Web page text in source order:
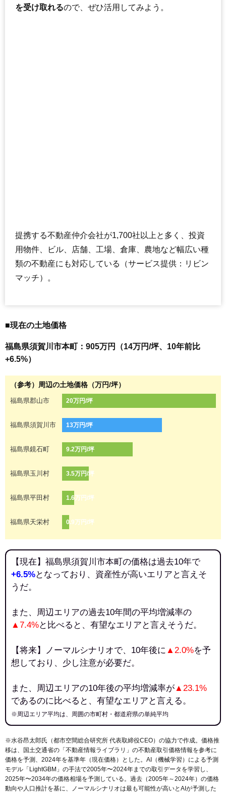
を受け取れるので、ぜひ活用してみよう。
提携する不動産仲介会社が1,700社以上と多く、投資
用物件、ビル、店舗、工場、倉庫、農地など幅広い種
類の不動産にも対応している（サービス提供：リビン
マッチ）。
■現在の土地価格
福島県須賀川市本町：905万円（14万円/坪、10年前比
+6.5%）
（参考）周辺の土地価格（万円/坪）
福島県郡山市 20万円/坪
福島県須賀川市 13万円/坪
福島県鏡石町 9.2万円/坪
福島県玉川村 3.5万円/坪
福島県平田村 1.6万円/坪
福島県天栄村 0.9万円/坪
【現在】福島県須賀川市本町の価格は過去10年で
+6.5%となっており、資産性が高いエリアと言えそ
うだ。
また、周辺エリアの過去10年間の平均増減率の
▲7.4%と比べると、有望なエリアと言えそうだ。
【将来】ノーマルシナリオで、10年後に ▲2.0%を予
想しており、少し注意が必要だ。
また、周辺エリアの10年後の平均増減率が▲23.1%
であるのに比べると、有望なエリアと言える。
※周辺エリア平均は、周囲の市町村・都道府県の単純平均
※水谷昂太郎氏（都市空間総合研究所 代表取締役CEO）の協力で作成。価格推
移は、国土交通省の「 不動産情報ライブラリ 」の不動産取引価格情報を参考に
価格を予測、2024年を基準年（現在価格）とした。AI（機械学習）による予測
モデル「LightGBM」の手法で2005年〜2024年までの取引データを学習し、
2025年〜2034年の価格相場を予測している。過去（2005年～2024年）の価格
動向や人口推計を基に、ノーマルシナリオは最も可能性が高いとAIが予測した